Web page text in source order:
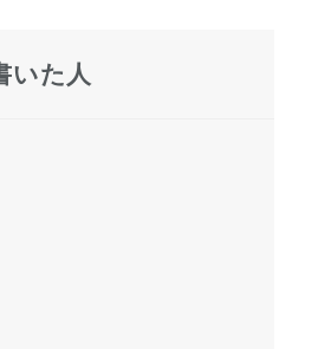
いた人